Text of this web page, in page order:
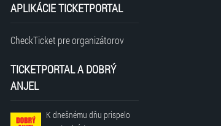
APLIKÁCIE TICKETPORTAL
CheckTicket pre organizátorov
TICKETPORTAL A DOBRÝ
ANJEL
K dnešnému dňu prispelo